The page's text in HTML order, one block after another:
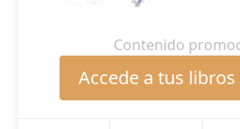
Contenido
Accede a tus